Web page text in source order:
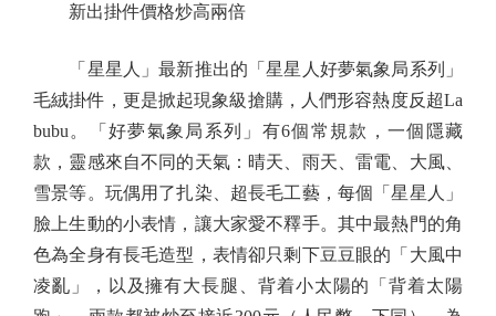
新出掛件價格炒高兩倍
「星星人」最新推出的「星星人好夢氣象局系列」
毛絨掛件，更是掀起現象級搶購，人們形容熱度反超La
bubu。「好夢氣象局系列」有6個常規款，一個隱藏
款，靈感來自不同的天氣：晴天、雨天、雷電、大風、
雪景等。玩偶用了扎染、超長毛工藝，每個「星星人」
臉上生動的小表情，讓大家愛不釋手。其中最熱門的角
色為全身有長毛造型，表情卻只剩下豆豆眼的「大風中
凌亂」，以及擁有大長腿、背着小太陽的「背着太陽